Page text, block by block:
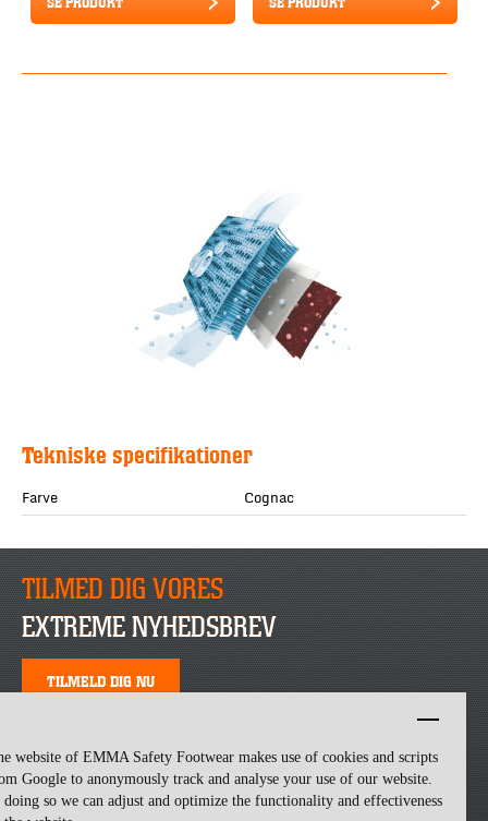
website of EMMA Safety Footwear makes use of cookies and scripts
Google to anonymously track and analyse your use of our website.
so we can adjust and optimize the functionality and effectiveness
SE PRODUKT SE PRODUKT
Tekniske specifikationer
Farve Cognac
TILMED DIG VORES
EXTREME NYHEDSBREV
TILMELD DIG NU